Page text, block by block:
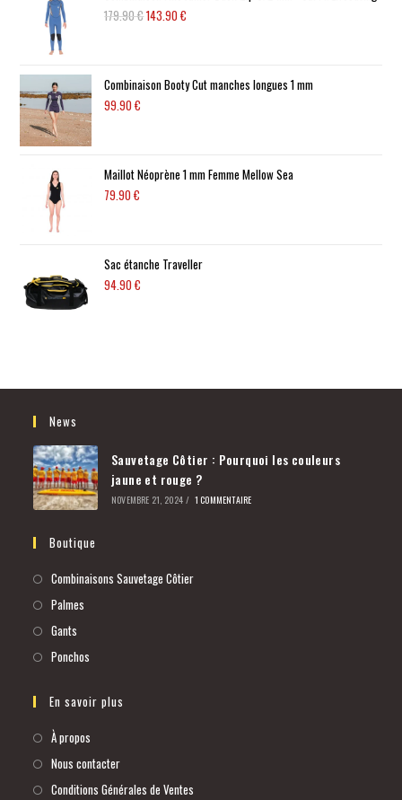
179.90€143.90€
Combinaison Booty Cut manches longues 1 mm
99.90€
Maillot Néoprène 1 mm Femme Mellow Sea
79.90€
Sac étanche Traveller
94.90€
News
Sauvetage Côtier : Pourquoi les couleurs
jaune et rouge ?
NOVEMBRE 21, 2024 / 1 COMMENTAIRE
Boutique
Combinaisons Sauvetage Côtier
Palmes
Gants
Ponchos
En savoir plus
À propos
Nous contacter
Conditions Générales de Ventes